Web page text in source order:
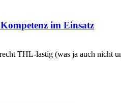
im Einsatz
THL-lastig (was ja auch nicht